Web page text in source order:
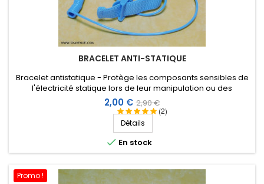
BRACELET ANTI-STATIQUE
(2)
Bracelet antistatique - Protège les composants sensibles de
l'électricité statique lors de leur manipulation ou des
opérations de montage.
Prix
2,00 € Prix
de
base
2,90 €
Détails
 En stock
Promo !